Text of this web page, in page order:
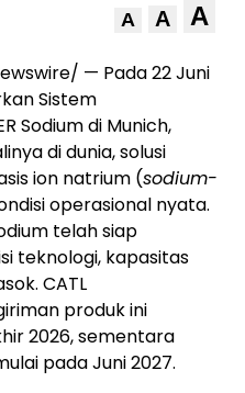
A A A
— Pada 22 Juni
Sistem
Sodium di Munich,
di dunia, solusi
ion natrium (sodium-
operasional nyata.
telah siap
teknologi, kapasitas
CATL
produk ini
2026, sementara
pada Juni 2027.